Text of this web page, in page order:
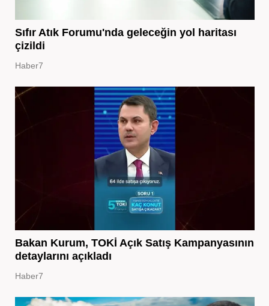
Sıfır Atık Forumu'nda geleceğin yol haritası
çizildi
Haber7
Bakan Kurum, TOKİ Açık Satış Kampanyasının
detaylarını açıkladı
Haber7